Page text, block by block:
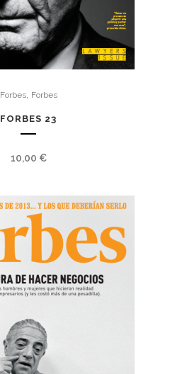
Forbes, Forbes
FORBES 23
10,00 €